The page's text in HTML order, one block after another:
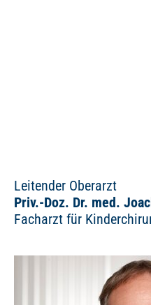
Leitender Oberarzt
Priv.-Doz. Dr. med.
Facharzt für